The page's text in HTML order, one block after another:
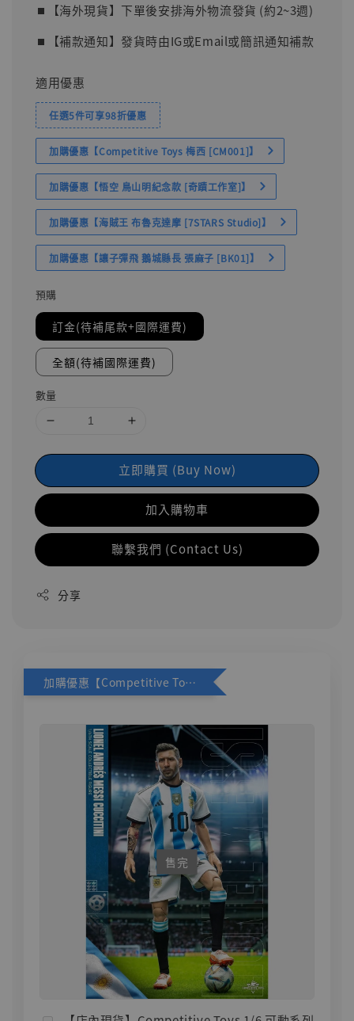
⏹︎【海外現貨】下單後安排海外物流發貨 (約2~3週)
⏹︎【補款通知】發貨時由IG或Email或簡訊通知補款
適用優惠
任選5件可享98折優惠
加購優惠【Competitive Toys 梅西 [CM001]】
加購優惠【悟空 鳥山明紀念款 [奇蹟工作室]】
加購優惠【海賊王 布魯克達摩 [7STARS Studio]】
加購優惠【讓子彈飛 鵝城縣長 張麻子 [BK01]】
預購
訂金(待補尾款+國際運費)
全額(待補國際運費)
數量
立即購買 (Buy Now)
加入購物車
聯繫我們 (Contact Us)
分享
加購優惠【Competitive Toys 梅西 [CM001]】
售完